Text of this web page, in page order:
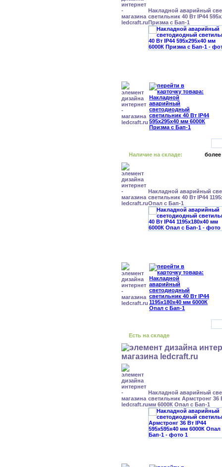
Накладной аварийный
светильник 40 Вт IP44
Призма с Бап-1
Наличие на складе: более
Накладной аварийный
светильник 40 Вт IP44
Опал с Бап-1
Есть на складе
Накладной аварийный
светильник Армстронг 36
мм 6000К Опал с Бап-1